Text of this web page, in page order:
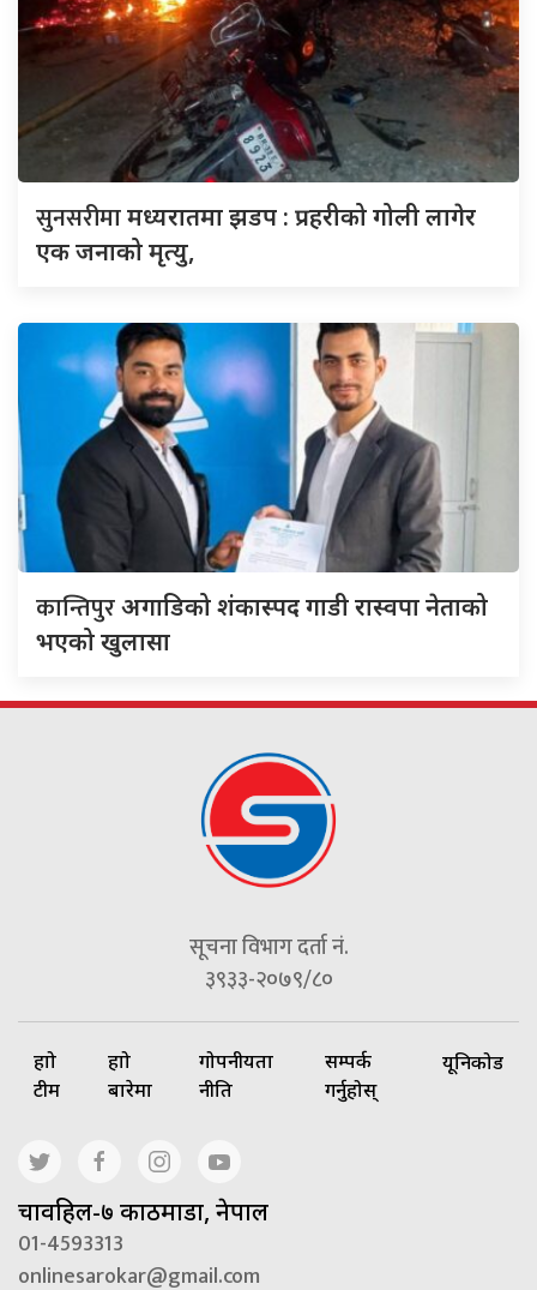
सुनसरीमामध्यरातमा झडप : प्रहरीको गोली लागेर
एक जनाको मृत्यु,
कान्तिपुरअगाडिको शंकास्पद गाडी रास्वपा नेताको
भएको खुलासा
सूचना विभाग दर्ता नं.
३९३३-२०७९/८०
हाम्रो
टीम
हाम्रो
बारेमा
गोपनीयता
नीति
सम्पर्क
गर्नुहोस्
यूनिकोड
चावहिल-७ काठमाडौं, नेपाल
01-4593313
onlinesarokar@gmail.com